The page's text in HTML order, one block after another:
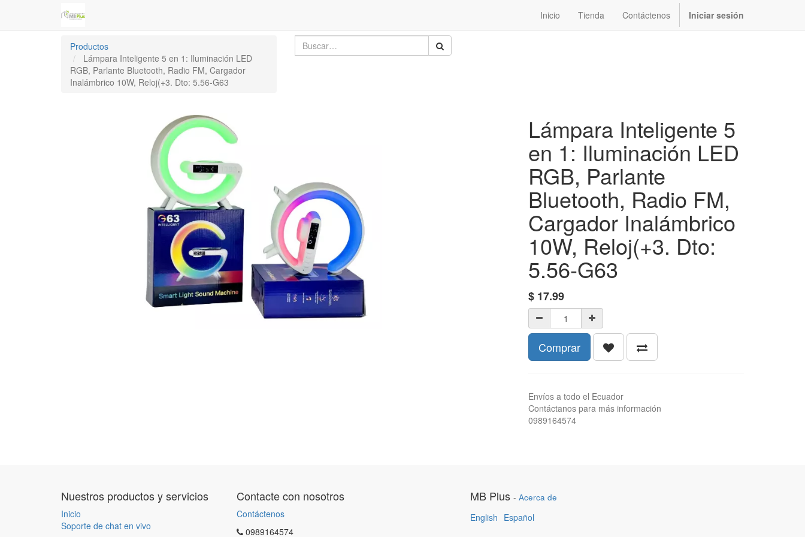
Inicio Tienda Contáctenos Iniciar sesión
Productos
Lámpara Inteligente 5 en 1: Iluminación LED
RGB, Parlante Bluetooth, Radio FM, Cargador
Inalámbrico 10W, Reloj(+3. Dto: 5.56-G63
Lámpara Inteligente 5
en 1: Iluminación LED
RGB, Parlante
Bluetooth, Radio FM,
Cargador Inalámbrico
10W, Reloj(+3. Dto:
5.56-G63
$ 17.99
Comprar
Envíos a todo el Ecuador
Contáctanos para más información
0989164574
Nuestros productos y servicios
Inicio
Soporte de chat en vivo
Contacte con nosotros
Contáctenos
0989164574
MB Plus - Acerca de
English Español